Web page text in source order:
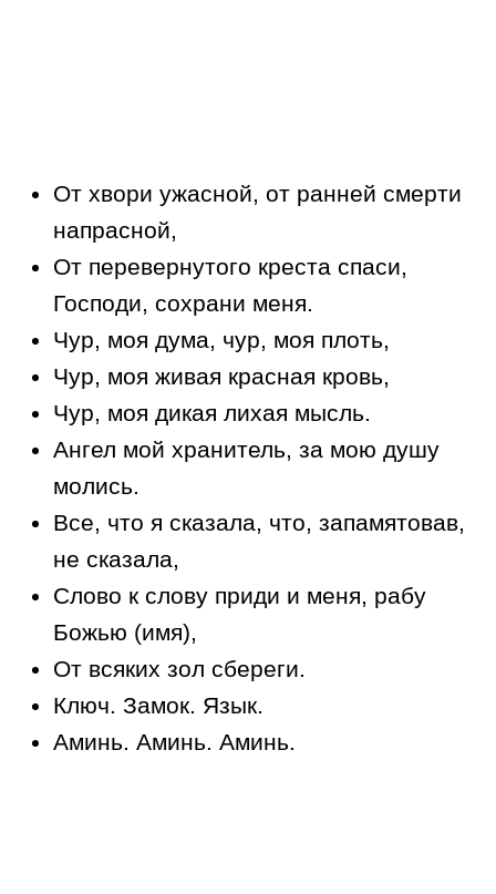
От хвори ужасной, от ранней смерти
напрасной,
От перевернутого креста спаси,
Господи, сохрани меня.
Чур, моя дума, чур, моя плоть,
Чур, моя живая красная кровь,
Чур, моя дикая лихая мысль.
Ангел мой хранитель, за мою душу
молись.
Все, что я сказала, что, запамятовав,
не сказала,
Слово к слову приди и меня, рабу
Божью (имя),
От всяких зол сбереги.
Ключ. Замок. Язык.
Аминь. Аминь. Аминь.